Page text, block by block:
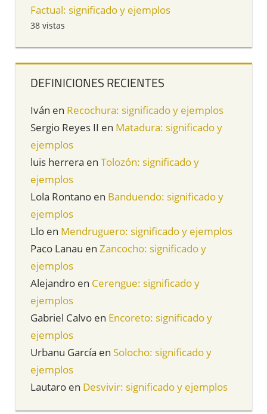
Factual: significado y ejemplos
38 vistas
DEFINICIONES RECIENTES
Iván en Recochura: significado y ejemplos
Sergio Reyes II en Matadura: significado y
ejemplos
luis herrera en Tolozón: significado y
ejemplos
Lola Rontano en Banduendo: significado y
ejemplos
Llo en Mendruguero: significado y ejemplos
Paco Lanau en Zancocho: significado y
ejemplos
Alejandro en Cerengue: significado y
ejemplos
Gabriel Calvo en Encoreto: significado y
ejemplos
Urbanu García en Solocho: significado y
ejemplos
Lautaro en Desvivir: significado y ejemplos